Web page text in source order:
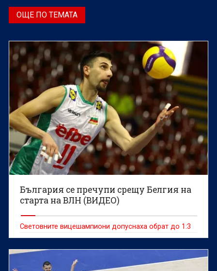
ОЩЕ ПО ТЕМАТА
България се пречупи срещу Белгия на
старта на ВЛН (ВИДЕО)
Световните вицешампиони допуснаха обрат до 1:3